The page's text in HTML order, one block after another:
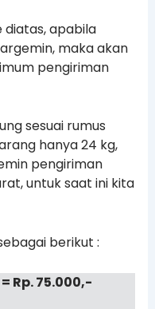
diatas, apabila
maka akan
pengiriman
sesuai rumus
hanya 24 kg,
pengiriman
untuk saat ini kita
berikut :
Rp. 75.000,-